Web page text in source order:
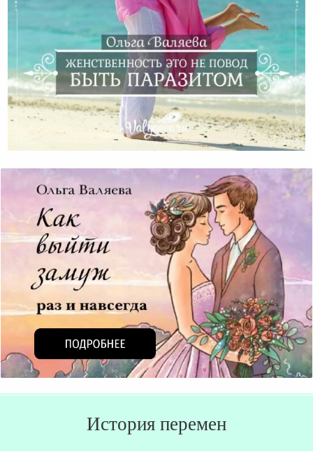
Женственность Это Не Повод Быть Паразитом
История перемен